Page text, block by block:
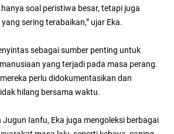
soal peristiwa besar, tetapi juga
sering terabaikan,” ujar Eka.
sebagai sumber penting untuk
yang terjadi pada masa perang.
perlu didokumentasikan dan
hilang bersama waktu.
Jugun Ianfu, Eka juga mengoleksi berbagai